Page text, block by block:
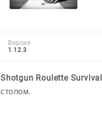
Версия
1.12.3
Shotgun Roulette Survival
столом.